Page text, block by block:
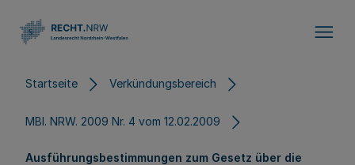
Startseite Verkündungsbereich
MBl. NRW. 2009 Nr. 4 vom 12.02.2009
Ausführungsbestimmungen zum Gesetz über die